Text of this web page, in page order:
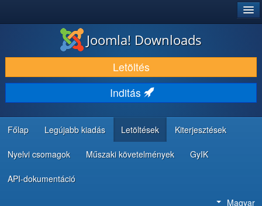
LETÖLTÉS ÉS KITERJESZTÉS
FEDEZZE FEL ÉS TANULJA MEG
KÖZÖSSÉG ÉS TÁMOGATÁS
FEJLESZTŐI ERŐFORRÁSOK
Joomla! Downloads
Letöltés
Inditás
Főlap Legújabb kiadás Letöltések Kiterjesztések
Nyelvi csomagok Műszaki követelmények GyIK
API-dokumentáció
Magyar